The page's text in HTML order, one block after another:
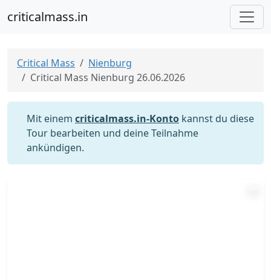
criticalmass.in
Critical Mass
Nienburg
Critical Mass Nienburg 26.06.2026
Mit einem criticalmass.in-Konto kannst du diese
Tour bearbeiten und deine Teilnahme
ankündigen.